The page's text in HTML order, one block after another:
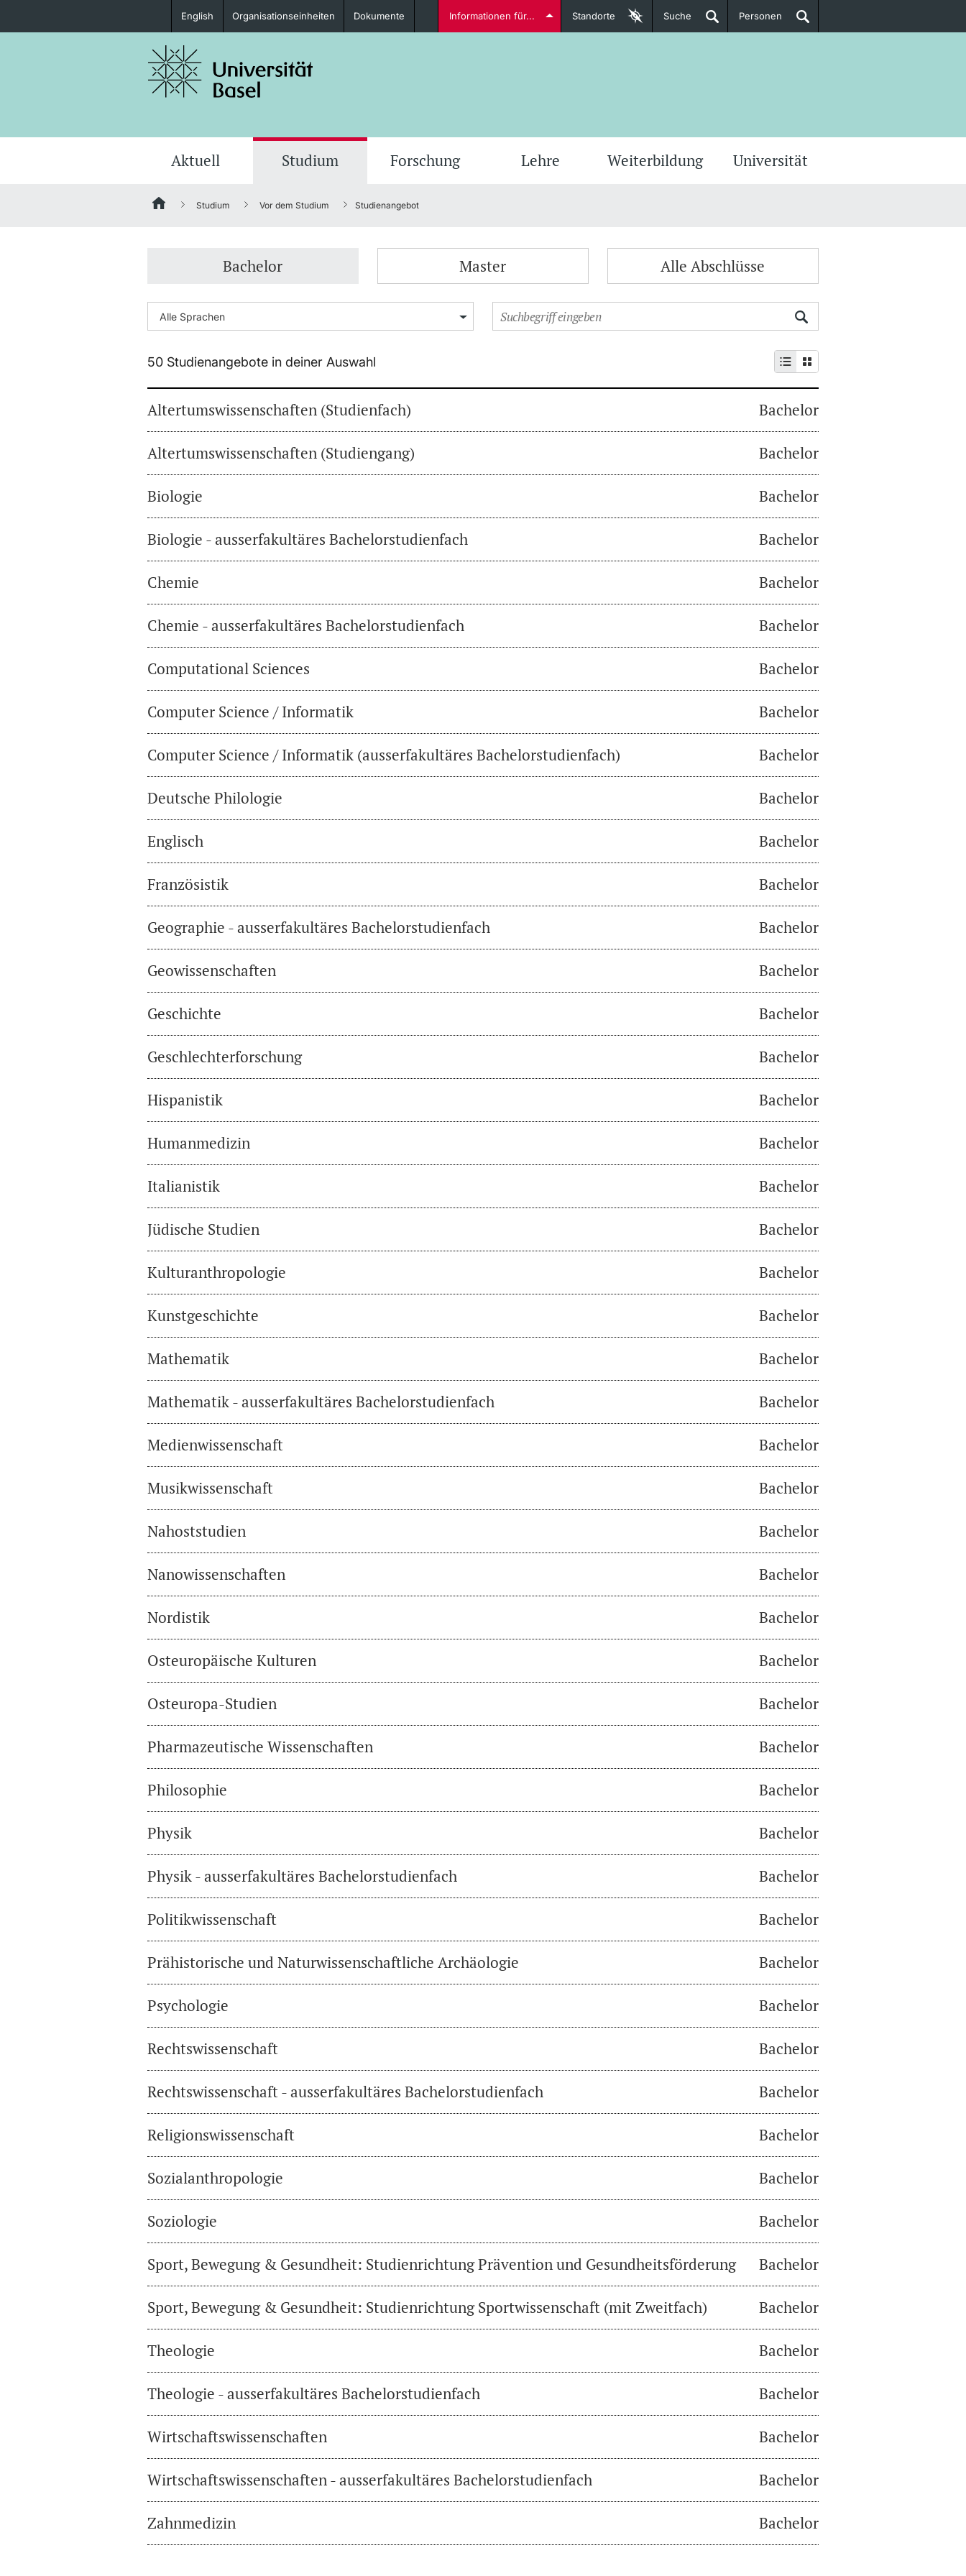
Studieninteressierte
Fördernde & Alumni
weitere Informationen weitere Informationen
English Organisationseinheiten Dokumente Informationen für... Standorte Suche Personen
Aktuell Studium Forschung Lehre Weiterbildung Universität
Studium Vor dem Studium Studienangebot
Bachelor Master Alle Abschlüsse
50 Studienangebote in deiner Auswahl
Altertumswissenschaften (Studienfach) Bachelor
Altertumswissenschaften (Studiengang) Bachelor
Biologie Bachelor
Biologie - ausserfakultäres Bachelorstudienfach Bachelor
Chemie Bachelor
Chemie - ausserfakultäres Bachelorstudienfach Bachelor
Computational Sciences Bachelor
Computer Science / Informatik Bachelor
Computer Science / Informatik (ausserfakultäres Bachelorstudienfach) Bachelor
Deutsche Philologie Bachelor
Englisch Bachelor
Französistik Bachelor
Geographie - ausserfakultäres Bachelorstudienfach Bachelor
Geowissenschaften Bachelor
Geschichte Bachelor
Geschlechterforschung Bachelor
Hispanistik Bachelor
Humanmedizin Bachelor
Italianistik Bachelor
Jüdische Studien Bachelor
Kulturanthropologie Bachelor
Kunstgeschichte Bachelor
Mathematik Bachelor
Mathematik - ausserfakultäres Bachelorstudienfach Bachelor
Medienwissenschaft Bachelor
Musikwissenschaft Bachelor
Nahoststudien Bachelor
Nanowissenschaften Bachelor
Nordistik Bachelor
Osteuropäische Kulturen Bachelor
Osteuropa-Studien Bachelor
Pharmazeutische Wissenschaften Bachelor
Philosophie Bachelor
Physik Bachelor
Physik - ausserfakultäres Bachelorstudienfach Bachelor
Politikwissenschaft Bachelor
Prähistorische und Naturwissenschaftliche Archäologie Bachelor
Psychologie Bachelor
Rechtswissenschaft Bachelor
Rechtswissenschaft - ausserfakultäres Bachelorstudienfach Bachelor
Religionswissenschaft Bachelor
Sozialanthropologie Bachelor
Soziologie Bachelor
Sport, Bewegung & Gesundheit: Studienrichtung Prävention und Gesundheitsförderung Bachelor
Sport, Bewegung & Gesundheit: Studienrichtung Sportwissenschaft (mit Zweitfach) Bachelor
Theologie Bachelor
Theologie - ausserfakultäres Bachelorstudienfach Bachelor
Wirtschaftswissenschaften Bachelor
Wirtschaftswissenschaften - ausserfakultäres Bachelorstudienfach Bachelor
Zahnmedizin Bachelor